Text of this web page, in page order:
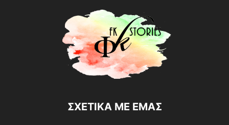
ΣΧΕΤΙΚΑ ΜΕ ΕΜΑΣ